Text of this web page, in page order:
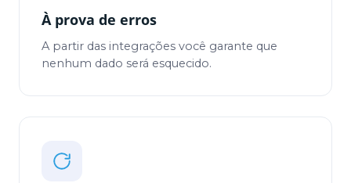
À prova de erros
A partir das integrações você garante que
nenhum dado será esquecido.